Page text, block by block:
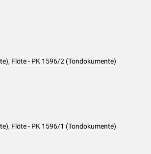
Flöte - PK 1596/2 (Tondokumente)
Flöte - PK 1596/1 (Tondokumente)